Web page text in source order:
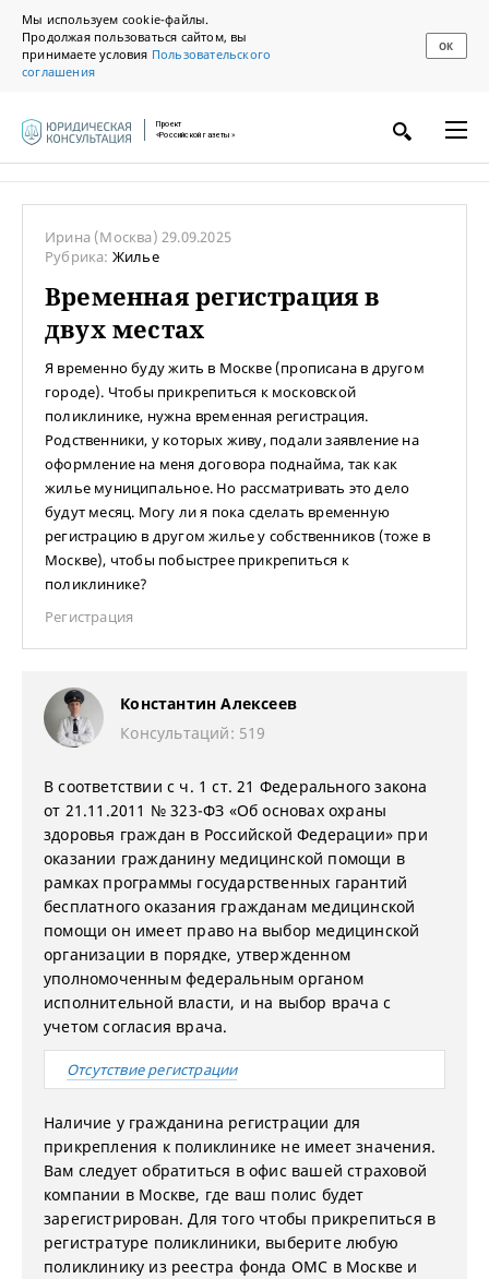
Мы используем cookie-файлы.
Продолжая пользоваться сайтом, вы
принимаете условия Пользовательского
соглашения
ОК
Проект
«Российской газеты»
Ирина (Москва) 29.09.2025
Рубрика: Жилье
Временная регистрация в
двух местах
Я временно буду жить в Москве (прописана в другом
городе). Чтобы прикрепиться к московской
поликлинике, нужна временная регистрация.
Родственники, у которых живу, подали заявление на
оформление на меня договора поднайма, так как
жилье муниципальное. Но рассматривать это дело
будут месяц. Могу ли я пока сделать временную
регистрацию в другом жилье у собственников (тоже в
Москве), чтобы побыстрее прикрепиться к
поликлинике?
Регистрация
Константин Алексеев
Консультаций: 519
В соответствии с ч. 1 ст. 21 Федерального закона
от 21.11.2011 № 323-ФЗ «Об основах охраны
здоровья граждан в Российской Федерации» при
оказании гражданину медицинской помощи в
рамках программы государственных гарантий
бесплатного оказания гражданам медицинской
помощи он имеет право на выбор медицинской
организации в порядке, утвержденном
уполномоченным федеральным органом
исполнительной власти, и на выбор врача с
учетом согласия врача.
Отсутствие регистрации
Наличие у гражданина регистрации для
прикрепления к поликлинике не имеет значения.
Вам следует обратиться в офис вашей страховой
компании в Москве, где ваш полис будет
зарегистрирован. Для того чтобы прикрепиться в
регистратуре поликлиники, выберите любую
поликлинику из реестра фонда ОМС в Москве и